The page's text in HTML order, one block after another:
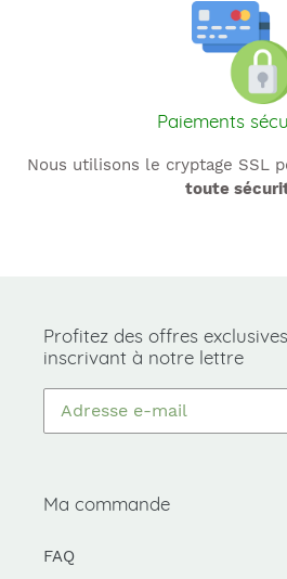
Paiements
Nous utilisons le cryptage SSL
toute
Profitez des offres
inscrivant à notre lettre
Ma commande
FAQ